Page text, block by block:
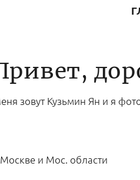
зовут Кузьмин Ян и я
и Мос. области